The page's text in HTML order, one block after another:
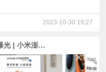
2023-10-30 19:27
另类，vivo X100与iQOO 12外观曝光 | 小米澎湃OS适配机型爆料 | 小米13最高降700+三星S23U跳水